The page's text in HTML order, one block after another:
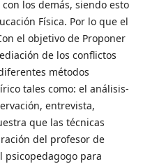
los demás, siendo esto
Física. Por lo que el
el objetivo de Proponer
de los conflictos
métodos
tales como: el análisis-
entrevista,
que las técnicas
del profesor de
psicopedagogo para